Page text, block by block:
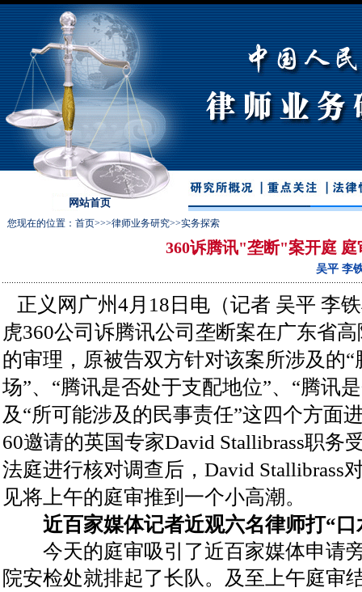
网站首页
您现在的位置： 首页>>>律师业务研究>>实务探索
360诉腾讯"垄断"案开庭
吴平 李
正义网广州4月18日电（记者 吴平 李
虎360公司诉腾讯公司垄断案在广东省
的审理，原被告双方针对该案所涉及的
场”、“腾讯是否处于支配地位”、“腾讯
及“所可能涉及的民事责任”这四个方面
60邀请的英国专家David Stallibrass职务
法庭进行核对调查后，David Stallibrass
见将上午的庭审推到一个小高潮。
近百家媒体记者近观六名律师打“口
今天的庭审吸引了近百家媒体申请
院安检处就排起了长队。及至上午庭审